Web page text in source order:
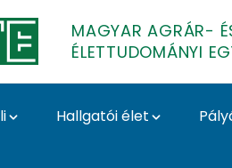
MAGYAR AGRÁR-
ÉLETTUDOMÁNYI
Hallgatói élet